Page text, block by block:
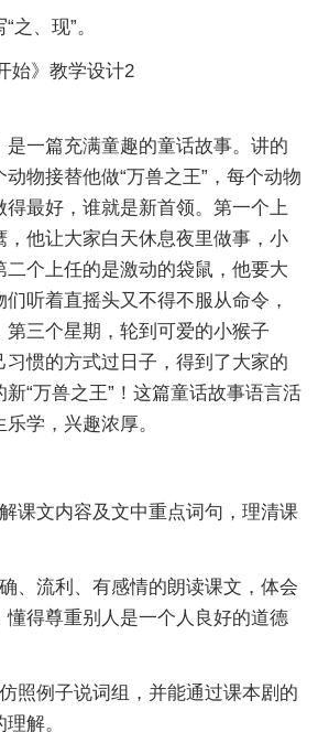
之、现”。
始》教学设计2
是一篇充满童趣的童话故事。讲的
物接替他做“万兽之王”，每个动物
最好，谁就是新首领。第一个上
，他让大家白天休息夜里做事，小
二个上任的是激动的袋鼠，他要大
听着直摇头又不得不服从命令，
第三个星期，轮到可爱的小猴子
习惯的方式过日子，得到了大家的
“万兽之王”！这篇童话故事语言活
学，兴趣浓厚。
课文内容及文中重点词句，理清课
、流利、有感情的朗读课文，体会
懂得尊重别人是一个人良好的道德
照例子说词组，并能通过课本剧的
解。